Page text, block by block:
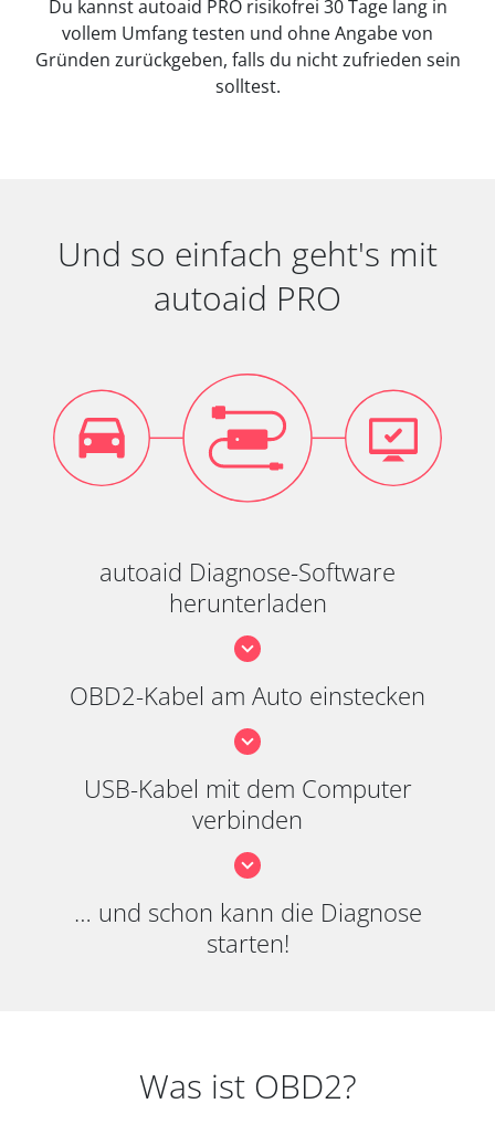
Du kannst autoaid PRO risikofrei 30 Tage lang in
vollem Umfang testen und ohne Angabe von
Gründen zurückgeben, falls du nicht zufrieden sein
solltest.
Und so einfach geht's mit
autoaid PRO
autoaid Diagnose-Software
herunterladen
OBD2-Kabel am Auto einstecken
USB-Kabel mit dem Computer
verbinden
… und schon kann die Diagnose
starten!
Was ist OBD2?